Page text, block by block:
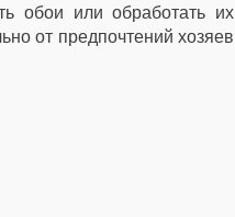
обои или обработать их
от предпочтений хозяев